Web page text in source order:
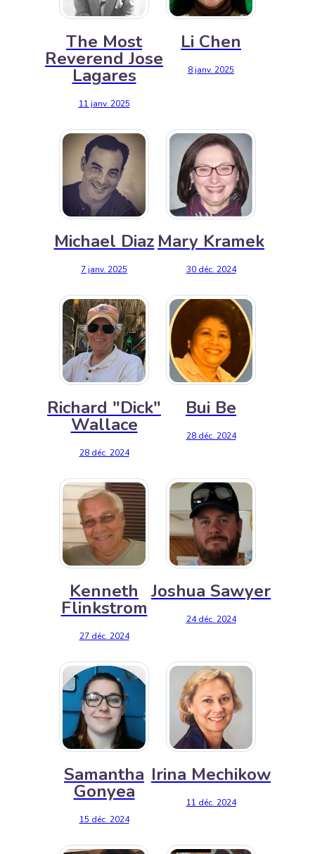
The Most
Reverend Jose
Lagares
11 janv. 2025
Li Chen
8 janv. 2025
Michael Diaz
7 janv. 2025
Mary Kramek
30 déc. 2024
Richard "Dick"
Wallace
28 déc. 2024
Bui Be
28 déc. 2024
Kenneth
Flinkstrom
27 déc. 2024
Joshua Sawyer
24 déc. 2024
Samantha
Gonyea
15 déc. 2024
Irina Mechikow
11 déc. 2024